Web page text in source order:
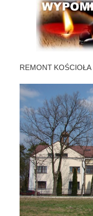
REMONT KOŚCIOŁA